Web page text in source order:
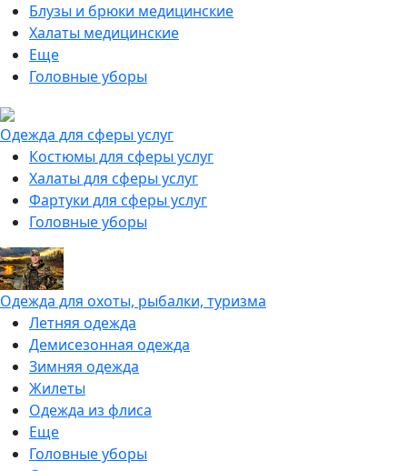
Блузы и брюки медицинские
Халаты медицинские
Еще
Головные уборы
Одежда для сферы услуг
Костюмы для сферы услуг
Халаты для сферы услуг
Фартуки для сферы услуг
Головные уборы
Одежда для охоты, рыбалки, туризма
Летняя одежда
Демисезонная одежда
Зимняя одежда
Жилеты
Одежда из флиса
Еще
Головные уборы